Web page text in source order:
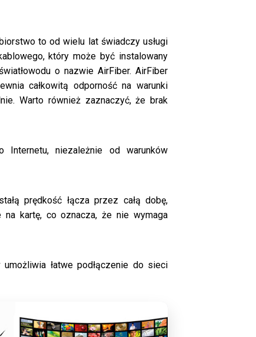
to od wielu lat świadczy usługi
który może być instalowany
o nazwie AirFiber. AirFiber
całkowitą odporność na warunki
Warto również zaznaczyć, że brak
niezależnie od warunków
prędkość łącza przez całą dobę,
kartę, co oznacza, że nie wymaga
łatwe podłączenie do sieci